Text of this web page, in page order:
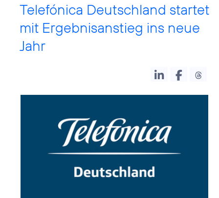
Telefónica Deutschland startet
mit Ergebnisanstieg ins neue
Jahr